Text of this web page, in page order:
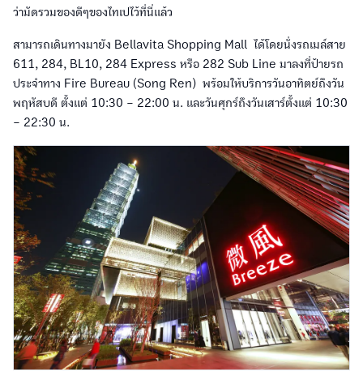
ว่ามัดรวมของดีๆของไทเปไว้ที่นี่แล้ว
สามารถเดินทางมายัง Bellavita Shopping Mall ได้โดยนั่งรถเมล์สาย
611, 284, BL10, 284 Express หรือ 282 Sub Line มาลงที่ป้ายรถ
ประจำทาง Fire Bureau (Song Ren) พร้อมให้บริการวันอาทิตย์ถึงวัน
พฤหัสบดี ตั้งแต่ 10:30 – 22:00 น. และวันศุกร์ถึงวันเสาร์ตั้งแต่ 10:30
– 22:30 น.